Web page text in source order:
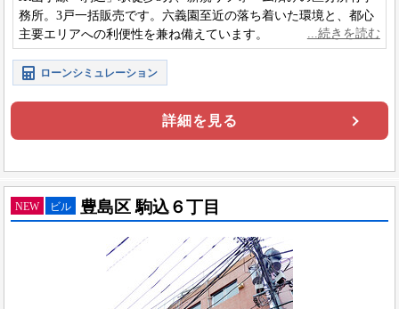
務所。3戸一括販売です。六義園至近の落ち着いた環境と、都心
主要エリアへの利便性を兼ね備えています。
ローンシミュレーション
詳細を見る
NEW ビル 豊島区 駒込６丁目